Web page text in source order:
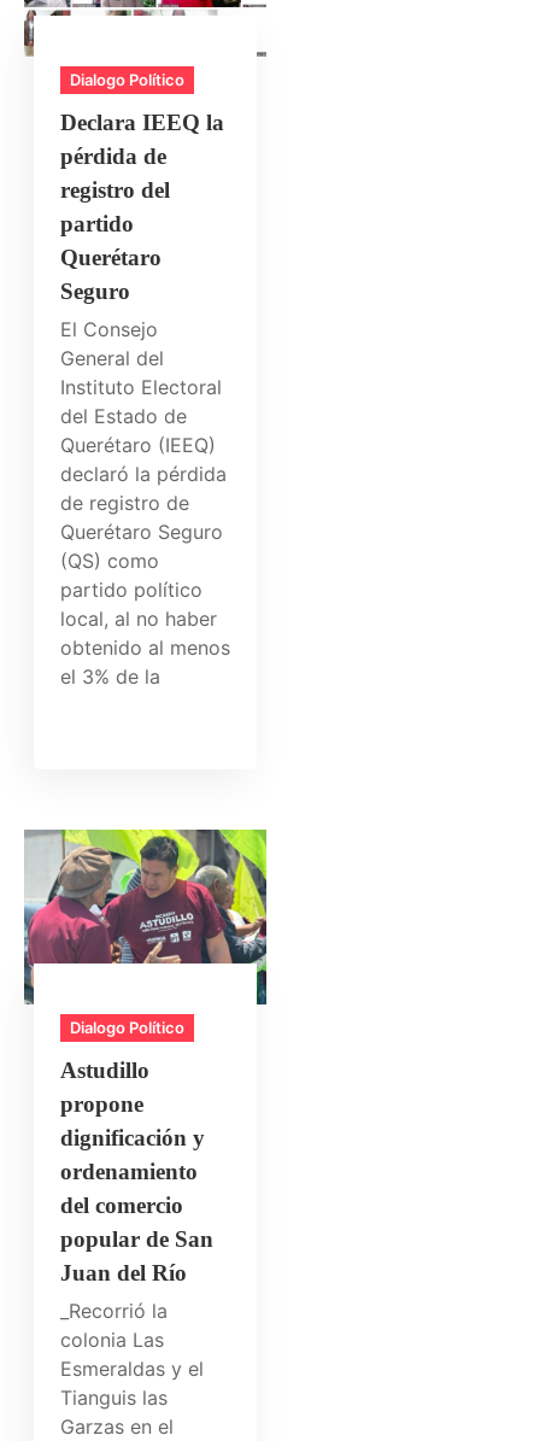
Dialogo Político
Declara IEEQ la
pérdida de
registro del
partido
Querétaro
Seguro
El Consejo
General del
Instituto Electoral
del Estado de
Querétaro (IEEQ)
declaró la pérdida
de registro de
Querétaro Seguro
(QS) como
partido político
local, al no haber
obtenido al menos
el 3% de la
Dialogo Político
Astudillo
propone
dignificación y
ordenamiento
del comercio
popular de San
Juan del Río
_Recorrió la
colonia Las
Esmeraldas y el
Tianguis las
Garzas en el